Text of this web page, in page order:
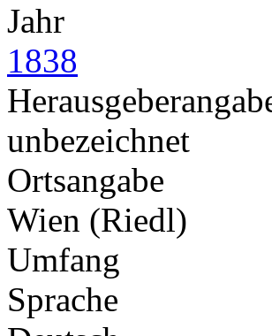
Jahr
1838
unbezeichnet
Ortsangabe
Wien (Riedl)
Umfang
Sprache